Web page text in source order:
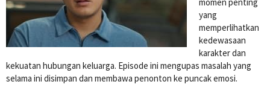
yang
memperlihatkan
kedewasaan
karakter dan
kekuatan hubungan keluarga. Episode ini mengupas masalah yang
selama ini disimpan dan membawa penonton ke puncak emosi.